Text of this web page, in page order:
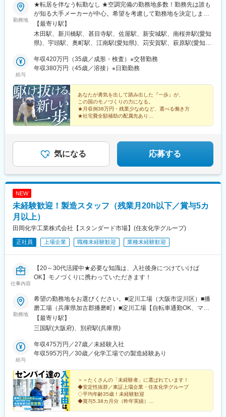
新橋駅、柳小路駅、八丁畷駅、星川駅、馬車道駅、国道駅、鹿島
田駅、緑町駅、高島町駅、海老名駅(相模線)、千葉中央駅、京成西
船駅、北与野駅、大阪城公園駅、なんば駅(地下鉄)、古川橋駅、な
にわ橋駅、渡辺橋駅、新大阪駅、西大橋駅、心斎橋駅、堺筋本町
駅、大阪天満宮駅、西元町駅、計算科学センター駅、山陽明石
屋市営)、大門駅(愛知県)、矢田駅(愛知県)、上前津駅、栄町駅(愛
知県)、東別院駅、森下駅(愛知県)、車道駅、高岳駅、久屋大通
駅(長野県)、福井駅(福井県)、横川駅、市役所前駅(広島県)、宇都
宮駅東口駅、阿波富田駅、高松築港駅、高知駅前駅、仲御徒町
駅、立川南駅、北１２条駅、仙台駅(地下鉄)、日吉町駅、新浜松
駅、名鉄名古屋駅、新富町駅(富山県)、東梅田駅、三宮駅(神戸新
交通)、西川緑道公園駅、本通駅、旦過駅、桜町駅(長崎県)、九品
池山王駅、東池袋四丁目駅、西武新宿駅、六本木一丁目駅、日比
谷駅、西新宿五丁目駅、お台場海浜公園駅、永田町駅、参宮橋
駅、芝公園駅、田原町駅(東京都)、浅草橋駅、西大島駅、岩本町
横川一丁目駅、袋町駅、バスセンター前駅、片原町駅(香川県)、高
知橋駅
勤務地
★転居を伴なう転勤なし ★空調完備の勤務地多数！勤務先は誰も
が知る大手メーカーが中心。希望を考慮して勤務地を決定しま
す。■愛知県名古屋市、あま市、愛西市、安城市、一宮市、稲沢
市、岡崎市、刈谷市、江南市、高浜市、春日井市、小牧市、常滑
市、新城市、瀬戸市、清須市、西尾市、大府市、丹羽郡大口町、
豊田市、弥富市、知多市、他■岐阜県岐阜市、大垣市、各務原市、
安八郡神戸町、羽島市、加茂郡川辺町、可児市、海津市、関市、
重県伊賀市、名張市、桑名市、四日市市、鈴鹿市、亀山市、津
市、松阪市、伊勢市、他■山梨県中巨摩郡昭和町■静岡県静岡市、
浜松市、掛川市、菊川市、三島市、沼津市、焼津市、裾野市、袋
井市、富士宮市、他■奈良県橿原市、葛城市、五條市、生駒市、大
和郡山市、天理市、奈良市、他■和歌山県伊都郡かつらぎ町※上記
地からU・Iターン実績多数※受動喫煙対策あり（勤務先による）
【最寄り駅】
木田駅、新川橋駅、甚目寺駅、佐屋駅、新安城駅、南桜井駅(愛知
県)、宇頭駅、奥町駅、江南駅(愛知県)、苅安賀駅、萩原駅(愛知
駅、蒲郡競艇場前駅、小垣江駅、布袋駅、吉浜駅(愛知県)、北新川
駅、勝川駅、高蔵寺駅、間内駅、味鋺駅、定光寺駅、春日井駅(中
駅、楽田駅、味岡駅、りんくう常滑駅、西ノ口駅、上野間駅、野
田城駅、鳥居駅、尾張瀬戸駅、清洲駅、西春駅、須ケ口駅、枇杷
島駅、碧南駅、共和駅、南大高駅、扶桑駅、坂部駅、富貴駅、武
豊駅、古見駅(愛知県)、知立駅、永和駅、神戸駅(愛知県)、尾張横
須賀駅、聚楽園駅、青山駅(愛知県)、東成岩駅、亀崎駅、三郷駅
豊田市駅、猿投駅、豊明駅、稲永駅、港北駅、築地口駅、東名古
屋港駅、野跡駅、名古屋港駅、熱田駅、中島駅(愛知県)、春田駅、
ナゴヤドーム前矢田駅、柴田駅、神宮前駅、六番町駅、味美駅(名
駅、烏江駅、大外羽駅、土岐市駅、加茂野駅、富加駅、美濃太田
駅、美濃市駅、広神戸駅、揖斐駅、美濃本郷駅、池野駅、友江
駅、市部駅、佐那具駅、茅町駅、田丸駅、宮町駅、関駅(三重県)、
蓮花寺駅、暁学園前駅、保々駅、松阪駅、伊勢中川駅、松ケ崎駅
(三重県)、佐奈駅、高茶屋駅、久居駅、美旗駅、桔梗が丘駅、三日
岩波駅、新蒲原駅、日本平駅、袋井駅、上島駅、富士宮駅、西富
士宮駅、ジヤトコ前駅、本吉原駅、浮孔駅、忍海駅、北宇智駅、
駅、櫟本駅、榛原駅、室生口大野駅、王寺駅、笠田駅、牛山駅、
二ツ杁駅、新豊田駅、大曽根駅、熱田神宮伝馬町駅、加納駅(岐阜
県)、室駅、在良駅、吉原本町駅、新王寺駅、西枇杷島駅、堀田駅
(名鉄線)
給与
年収420万円（35歳／成形・検査）※交替勤務
年収380万円（45歳／溶接）※日勤勤務
あなたが勇気を出して踏み出した『一歩』が、
この国のモノづくりの力になる。
★月収例38万円・残業少なめなど、選べる働き方
★社宅費全額補助の配属先あり
気になる 応募する
NEW
未経験歓迎！製造スタッフ（残業月20h以下／賞与5カ
月以上）
田岡化学工業株式会社【スタンダード市場】(住友化学グループ)
正社員 上場企業 職種未経験歓迎 業種未経験歓迎
仕事内容
【20～30代活躍中★必要な知識は、入社後身につけていけば
OK】モノづくりに携わっていただきます！
勤務地
希望の勤務地をお選びください。■淀川工場（大阪市淀川区）■播
磨工場（兵庫県加古郡播磨町）■淀川工場【自転車通勤OK、マイ
カー通勤NG】◎大阪府大阪市淀川区西三国4丁目2‐11＜アクセス
＞・阪急宝塚線『三国駅』より徒歩10分・OsakaMetro御堂筋線
県加古郡播磨町宮西２丁目10‐6＜アクセス＞・山陽電車本線『別
府駅』より徒歩15分・山陽本線『東加古川駅』より車10分・山陽
【最寄り駅】
三国駅(大阪府)、別府駅(兵庫県)
給与
年収475万円／27歳／未経験入社
年収595万円／30歳／化学工場での製造経験あり
＞＞たくさんの「未経験者」に選ばれています！
◆安定性抜群／東証上場企業・住友化学グループ
◇平均年齢35歳！未経験歓迎
◆賞与5.38カ月分（昨年実績）